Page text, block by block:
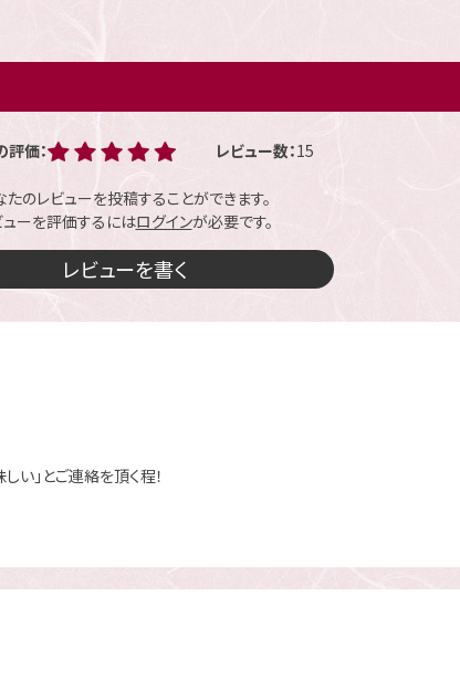
評価： レビュー数：15
たのレビューを投稿することができます。
ューを評価するにはログインが必要です。
レビューを書く
い」とご連絡を頂く程！